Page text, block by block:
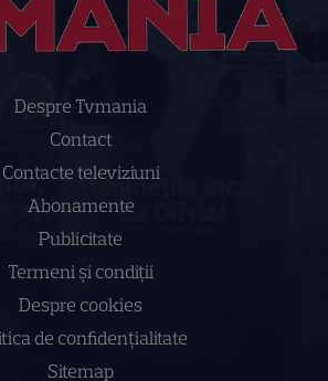
Despre Tvmania
Contact
Contacte televiziuni
Abonamente
Publicitate
Termeni și condiții
Despre cookies
de confidenţialitate
Sitemap